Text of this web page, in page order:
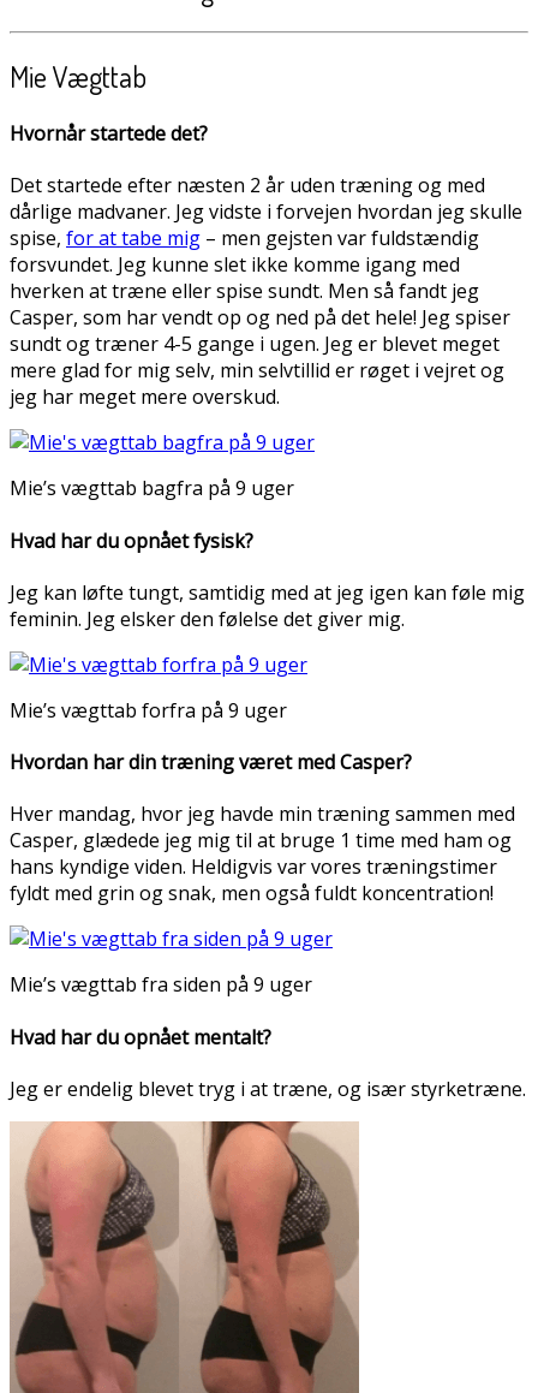
Mie Vægttab
Hvornår startede det?
Det startede efter næsten 2 år uden træning og med
dårlige madvaner. Jeg vidste i forvejen hvordan jeg skulle
spise, for at tabe mig – men gejsten var fuldstændig
forsvundet. Jeg kunne slet ikke komme igang med
hverken at træne eller spise sundt. Men så fandt jeg
Casper, som har vendt op og ned på det hele! Jeg spiser
sundt og træner 4-5 gange i ugen. Jeg er blevet meget
mere glad for mig selv, min selvtillid er røget i vejret og
jeg har meget mere overskud.
Mie’s vægttab bagfra på 9 uger
Hvad har du opnået fysisk?
Jeg kan løfte tungt, samtidig med at jeg igen kan føle mig
feminin. Jeg elsker den følelse det giver mig.
Mie’s vægttab forfra på 9 uger
Hvordan har din træning været med Casper?
Hver mandag, hvor jeg havde min træning sammen med
Casper, glædede jeg mig til at bruge 1 time med ham og
hans kyndige viden. Heldigvis var vores træningstimer
fyldt med grin og snak, men også fuldt koncentration!
Mie’s vægttab fra siden på 9 uger
Hvad har du opnået mentalt?
Jeg er endelig blevet tryg i at træne, og især styrketræne.